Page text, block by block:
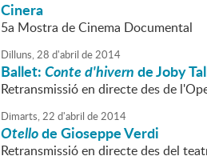
Cinera
5a Mostra de Cinema Documental
Dilluns,28 d'abril de2014
Ballet:Conte d'hivernde Joby
Retransmissió en directe des de
Dimarts,22 d'abril de2014
Otellode Gioseppe Verdi
Retransmissió en directe des del